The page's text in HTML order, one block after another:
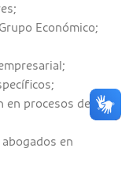
Económico;
en procesos de
en